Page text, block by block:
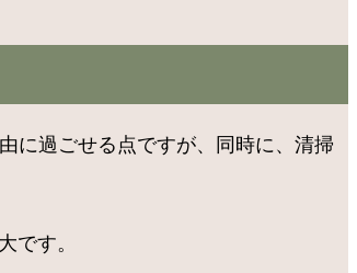
に過ごせる点ですが、同時に、清掃
です。